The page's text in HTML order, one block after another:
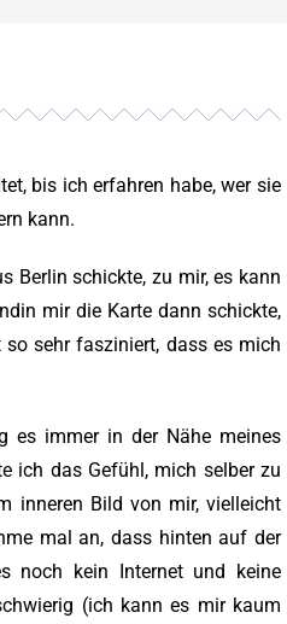
bis ich erfahren habe, wer sie
kann.
Berlin schickte, zu mir, es kann
mir die Karte dann schickte,
sehr fasziniert, dass es mich
es immer in der Nähe meines
ich das Gefühl, mich selber zu
inneren Bild von mir, vielleicht
mal an, dass hinten auf der
noch kein Internet und keine
(ich kann es mir kaum